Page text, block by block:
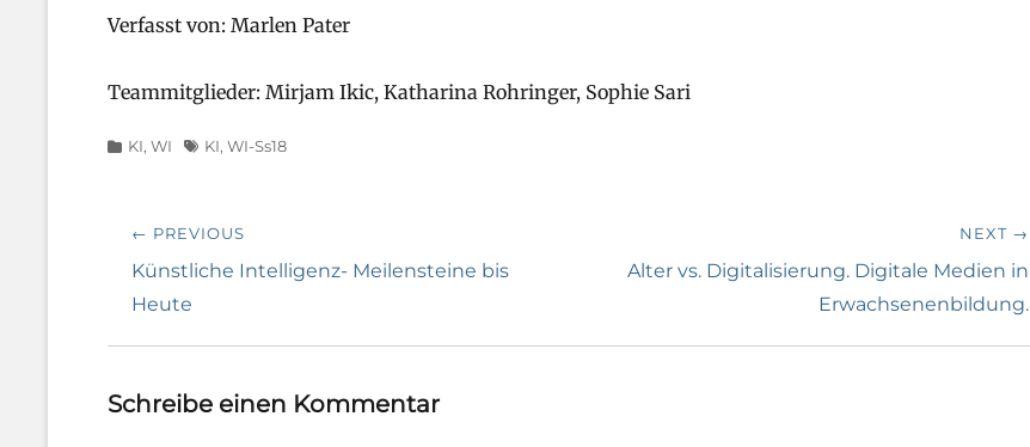
Verfasst von: Marlen Pater
Teammitglieder: Mirjam Ikic, Katharina Rohringer, Sophie Sari
Categories
KI, WI Tags
KI, WI-Ss18
Beitragsnavigation
← PREVIOUS
Previous
post:
Künstliche Intelligenz- Meilensteine bis
Heute
NEXT →
Next
Alter vs. Digitalisierung. Digitale Medien in
Erwachsenenbildung.
Schreibe einen Kommentar